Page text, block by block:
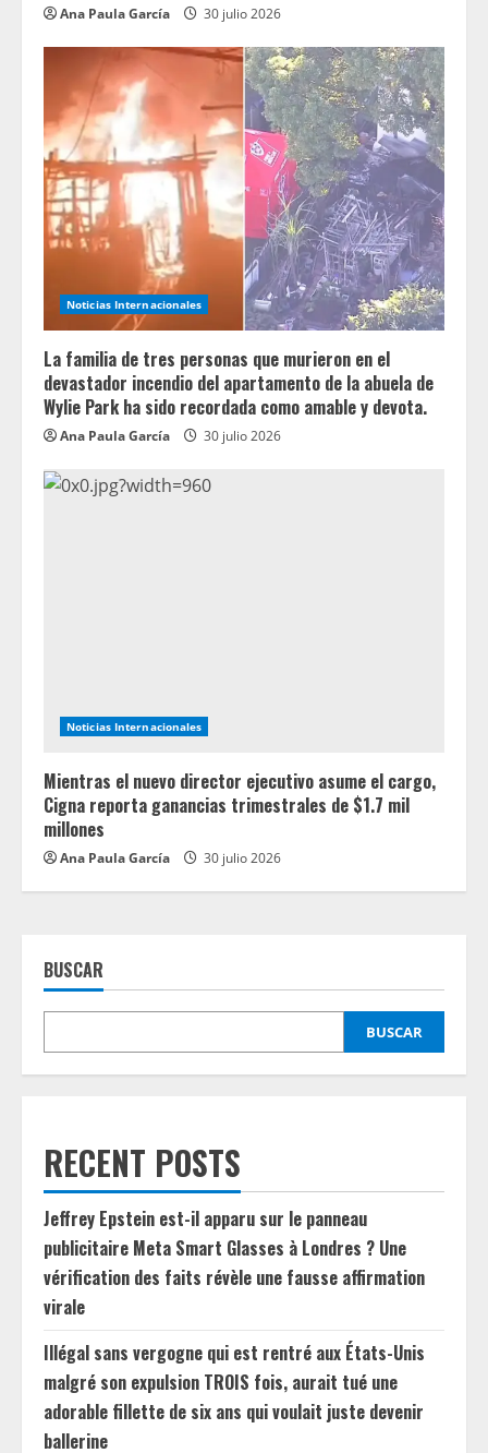
Ana Paula García 30 julio 2026
Noticias Internacionales
La familia de tres personas que murieron en el
devastador incendio del apartamento de la abuela de
Wylie Park ha sido recordada como amable y devota.
Ana Paula García 30 julio 2026
Noticias Internacionales
Mientras el nuevo director ejecutivo asume el cargo,
Cigna reporta ganancias trimestrales de $1.7 mil
millones
Ana Paula García 30 julio 2026
BUSCAR
BUSCAR
RECENT POSTS
Jeffrey Epstein est-il apparu sur le panneau
publicitaire Meta Smart Glasses à Londres ? Une
vérification des faits révèle une fausse affirmation
virale
Illégal sans vergogne qui est rentré aux États-Unis
malgré son expulsion TROIS fois, aurait tué une
adorable fillette de six ans qui voulait juste devenir
ballerine